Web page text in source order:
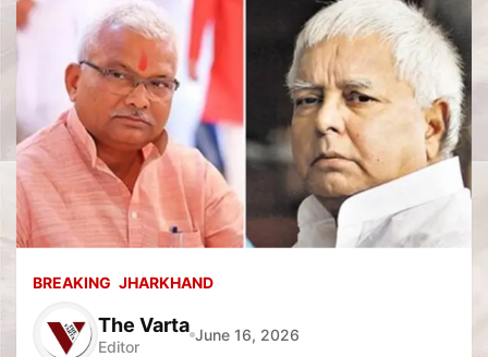
BREAKING JHARKHAND
The Varta
Editor
June 16, 2026